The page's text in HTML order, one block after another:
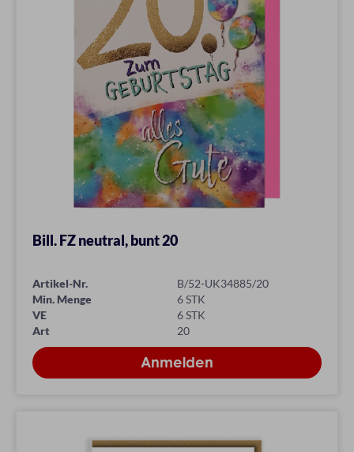
Bill. FZ neutral, bunt 20
Artikel-Nr.
B/52-UK34885/20
Min. Menge
6 STK
VE
6 STK
Art
20